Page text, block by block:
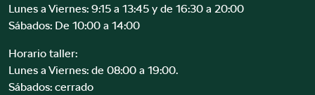
Lunes a Viernes: 9:15 a 13:45 y de 16:30 a 20:00
Sábados: De 10:00 a 14:00
Horario taller:
Lunes a Viernes: de 08:00 a 19:00.
Sábados: cerrado